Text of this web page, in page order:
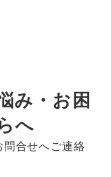
み・お困
へ
問合せへご連絡